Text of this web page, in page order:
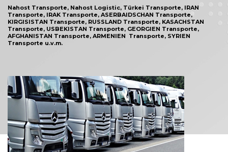
Nahost Transporte, Nahost Logistic, Türkei Transporte, IRAN
Transporte, IRAK Transporte, ASERBAIDSCHAN Transporte,
KIRGISISTAN Transporte, RUSSLAND Transporte, KASACHSTAN
Transporte, USBEKISTAN Transporte, GEORGIEN Transporte,
AFGHANISTAN Transporte, ARMENIEN Transporte, SYRIEN
Transporte u.v.m.